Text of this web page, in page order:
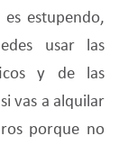
estupendo,
usar las
y de las
vas a alquilar
porque no